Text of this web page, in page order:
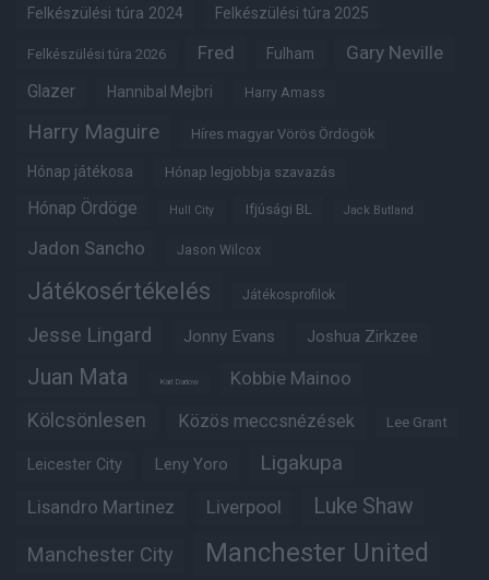
Felkészülési túra 2024 Felkészülési túra 2025
Felkészülési túra 2026 Fred Fulham Gary Neville
Glazer Hannibal Mejbri Harry Amass
Harry Maguire Híres magyar Vörös Ördögök
Hónap játékosa Hónap legjobbja szavazás
Hónap Ördöge Hull City Ifjúsági BL Jack Butland
Jadon Sancho Jason Wilcox
Játékosértékelés Játékosprofilok
Jesse Lingard Jonny Evans Joshua Zirkzee
Juan Mata Karl Darlow Kobbie Mainoo
Kölcsönlesen Közös meccsnézések Lee Grant
Leicester City Leny Yoro Ligakupa
Lisandro Martinez Liverpool Luke Shaw
Manchester City Manchester United